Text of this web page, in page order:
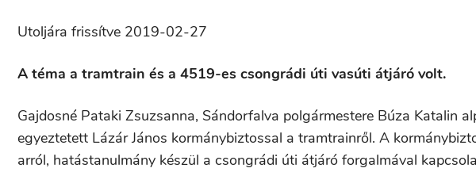
Utoljára frissítve 2019-02-27
A téma a tramtrain és a 4519-es csongrádi úti vasúti átjáró volt.
Gajdosné Pataki Zsuzsanna, Sándorfalva polgármestere Búza Katalin
egyeztetett Lázár János kormánybiztossal a tramtrainről. A
arról, hatástanulmány készül a csongrádi úti átjáró forgalmával